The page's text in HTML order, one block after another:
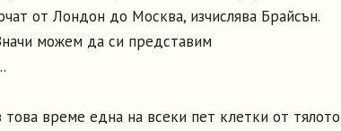
от Лондон до Москва, изчислява Брайсън.
можем да си представим
време една на всеки пет клетки от тялото